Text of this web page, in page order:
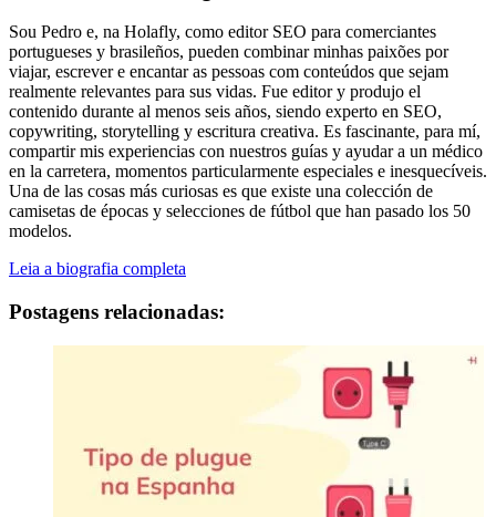
Sou Pedro e, na Holafly, como editor SEO para comerciantes
portugueses y brasileños, pueden combinar minhas paixões por
viajar, escrever e encantar as pessoas com conteúdos que sejam
realmente relevantes para sus vidas. Fue editor y produjo el
contenido durante al menos seis años, siendo experto en SEO,
copywriting, storytelling y escritura creativa. Es fascinante, para mí,
compartir mis experiencias con nuestros guías y ayudar a un médico
en la carretera, momentos particularmente especiales e inesquecíveis.
Una de las cosas más curiosas es que existe una colección de
camisetas de épocas y selecciones de fútbol que han pasado los 50
modelos.
Leia a biografia completa
Postagens relacionadas: